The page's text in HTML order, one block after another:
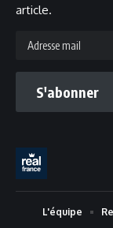
article.
mail
S'abonner
L'équipe